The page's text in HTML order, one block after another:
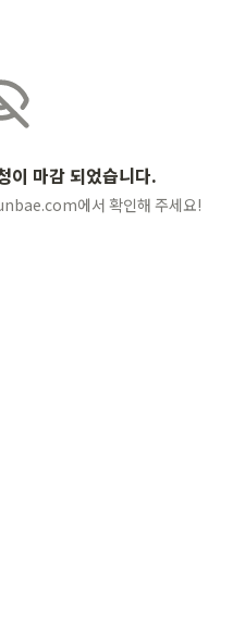
마감 되었습니다.
에서 확인해 주세요!